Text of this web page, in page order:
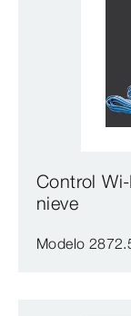
Control
nieve
Modelo